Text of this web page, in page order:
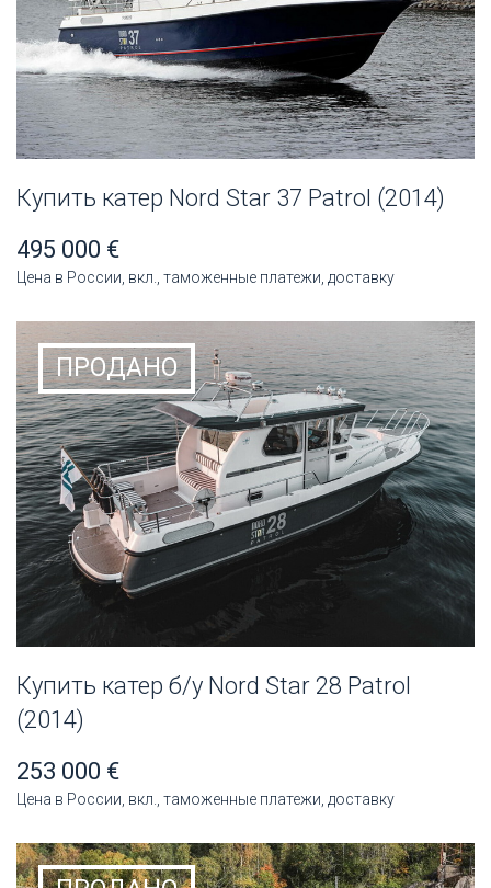
Купить катер Nord Star 37 Patrol (2014)
495 000 €
Цена в России, вкл., таможенные платежи, доставку
Купить катер б/у Nord Star 28 Patrol
(2014)
253 000 €
Цена в России, вкл., таможенные платежи, доставку